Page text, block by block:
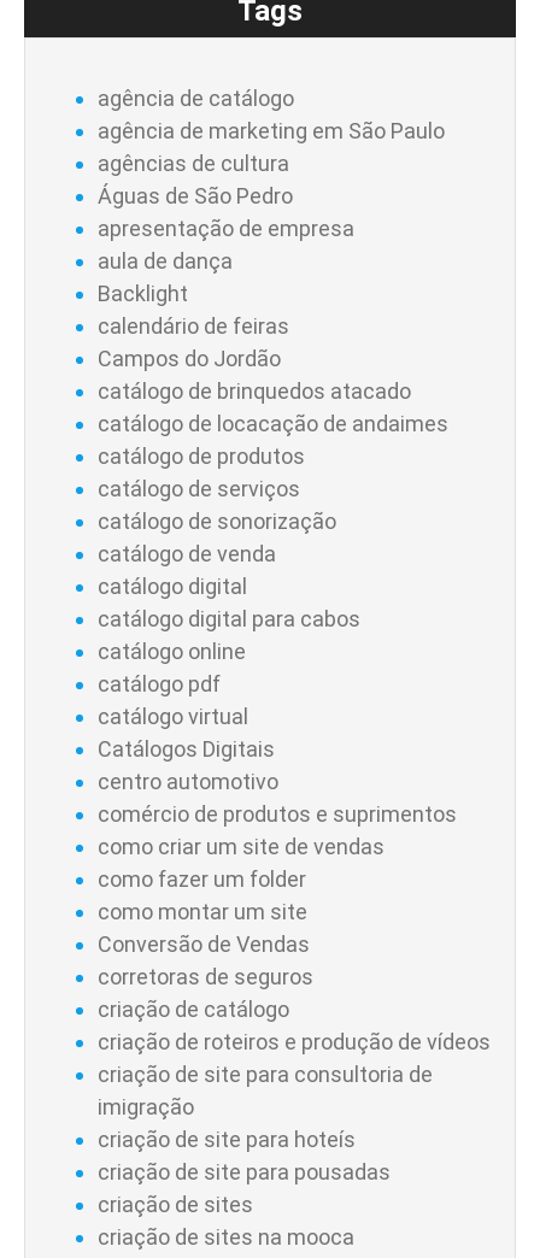
Tags
agência de catálogo
agência de marketing em São Paulo
agências de cultura
Águas de São Pedro
apresentação de empresa
aula de dança
Backlight
calendário de feiras
Campos do Jordão
catálogo de brinquedos atacado
catálogo de locacação de andaimes
catálogo de produtos
catálogo de serviços
catálogo de sonorização
catálogo de venda
catálogo digital
catálogo digital para cabos
catálogo online
catálogo pdf
catálogo virtual
Catálogos Digitais
centro automotivo
comércio de produtos e suprimentos
como criar um site de vendas
como fazer um folder
como montar um site
Conversão de Vendas
corretoras de seguros
criação de catálogo
criação de roteiros e produção de vídeos
criação de site para consultoria de
imigração
criação de site para hoteís
criação de site para pousadas
criação de sites
criação de sites na mooca